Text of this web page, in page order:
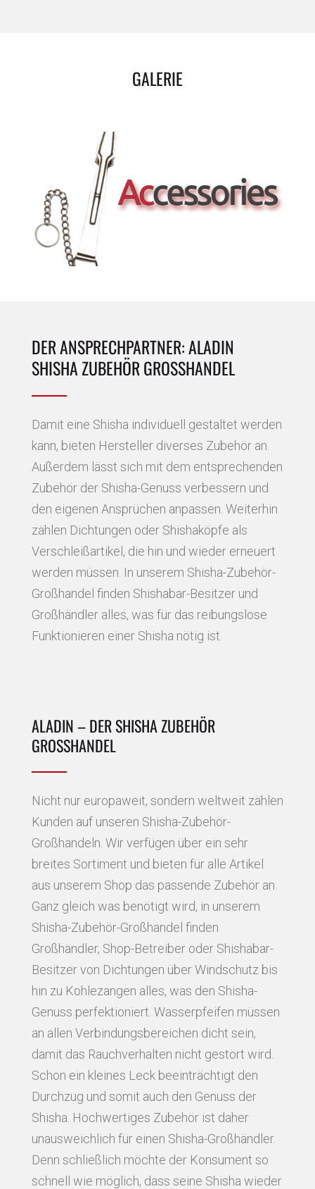
GALERIE
DER ANSPRECHPARTNER: ALADIN
SHISHA ZUBEHÖR GROSSHANDEL
Damit eine Shisha individuell gestaltet werden
kann, bieten Hersteller diverses Zubehör an.
Außerdem lässt sich mit dem entsprechenden
Zubehör der Shisha-Genuss verbessern und
den eigenen Ansprüchen anpassen. Weiterhin
zählen Dichtungen oder Shishaköpfe als
Verschleißartikel, die hin und wieder erneuert
werden müssen. In unserem Shisha-Zubehör-
Großhandel finden Shishabar-Besitzer und
Großhändler alles, was für das reibungslose
Funktionieren einer Shisha nötig ist.
ALADIN – DER SHISHA ZUBEHÖR
GROSSHANDEL
Nicht nur europaweit, sondern weltweit zählen
Kunden auf unseren Shisha-Zubehör-
Großhandeln. Wir verfügen über ein sehr
breites Sortiment und bieten für alle Artikel
aus unserem Shop das passende Zubehör an.
Ganz gleich was benötigt wird, in unserem
Shisha-Zubehör-Großhandel finden
Großhändler, Shop-Betreiber oder Shishabar-
Besitzer von Dichtungen über Windschutz bis
hin zu Kohlezangen alles, was den Shisha-
Genuss perfektioniert. Wasserpfeifen müssen
an allen Verbindungsbereichen dicht sein,
damit das Rauchverhalten nicht gestört wird.
Schon ein kleines Leck beeinträchtigt den
Durchzug und somit auch den Genuss der
Shisha. Hochwertiges Zubehör ist daher
unausweichlich für einen Shisha-Großhändler.
Denn schließlich möchte der Konsument so
schnell wie möglich, dass seine Shisha wieder